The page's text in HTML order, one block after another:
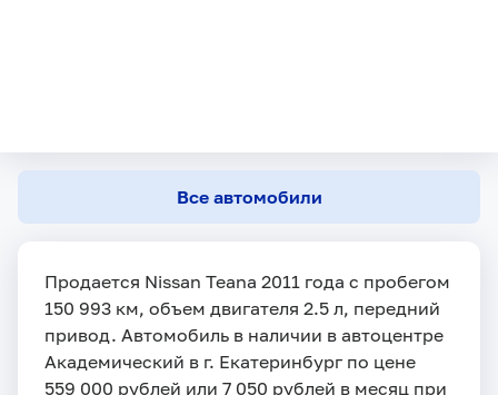
Все автомобили
Продается Nissan Teana 2011 года с пробегом
150 993 км, объем двигателя 2.5 л, передний
привод. Автомобиль в наличии в автоцентре
Академический в г. Екатеринбург по цене
559 000 рублей или 7 050 рублей в месяц при